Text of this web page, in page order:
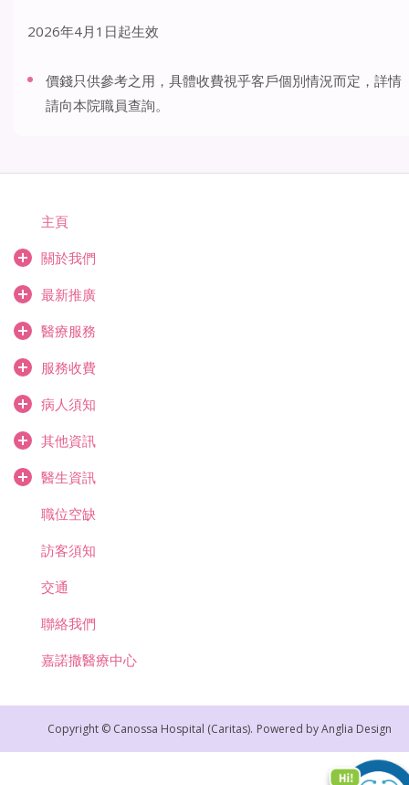
2026年4月1日起生效
價錢只供參考之用，具體收費視乎客戶個別情況而定，詳情
請向本院職員查詢。
主頁
關於我們
最新推廣
醫療服務
服務收費
病人須知
其他資訊
醫生資訊
職位空缺
訪客須知
交通
聯絡我們
嘉諾撒醫療中心
Copyright © Canossa Hospital (Caritas). Powered byAnglia Design